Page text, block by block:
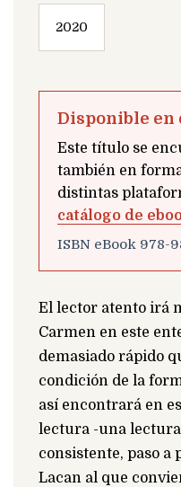
2020
Disponible en
Este título se
también en
distintas
catálogo de
ISBN eBook 978-
El lector atento irá
Carmen en este
demasiado rápido
condición de la
así encontrará en
lectura -una
consistente, paso a
Lacan al que